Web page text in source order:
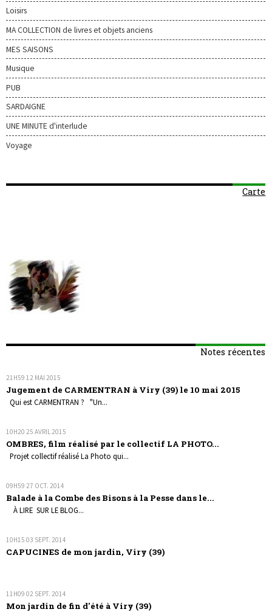
Loisirs
MA COLLECTION de livres et objets anciens
MES SAISONS
Musique
PUB
SARDAIGNE
UNE MINUTE d'interlude
Voyage
Carte
Notes récentes
21H59 12 MAI 2015
Jugement de CARMENTRAN à Viry (39) le 10 mai 2015
Qui est CARMENTRAN ? "Un...
10H20 25 AVRIL 2015
OMBRES, film réalisé par le collectif LA PHOTO...
Projet collectif réalisé La Photo qui...
09H59 27 OCT. 2014
Balade à la Combe des Bisons à la Pesse dans le...
À LIRE SUR LE BLOG...
10H15 03 SEPT. 2014
CAPUCINES de mon jardin, Viry (39)
11H09 02 SEPT. 2014
Mon jardin de fin d'été à Viry (39)